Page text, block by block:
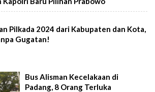
Pilkada 2024 dari Kabupaten dan Kota,
Gugatan!
Bus Alisman Kecelakaan di
Padang, 8 Orang Terluka